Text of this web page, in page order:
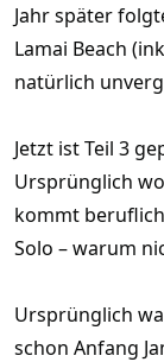
Jahr später
Lamai Beach
natürlich
Jetzt ist Teil 3
Ursprünglich
kommt
Solo – warum
Ursprünglich
schon Anfang